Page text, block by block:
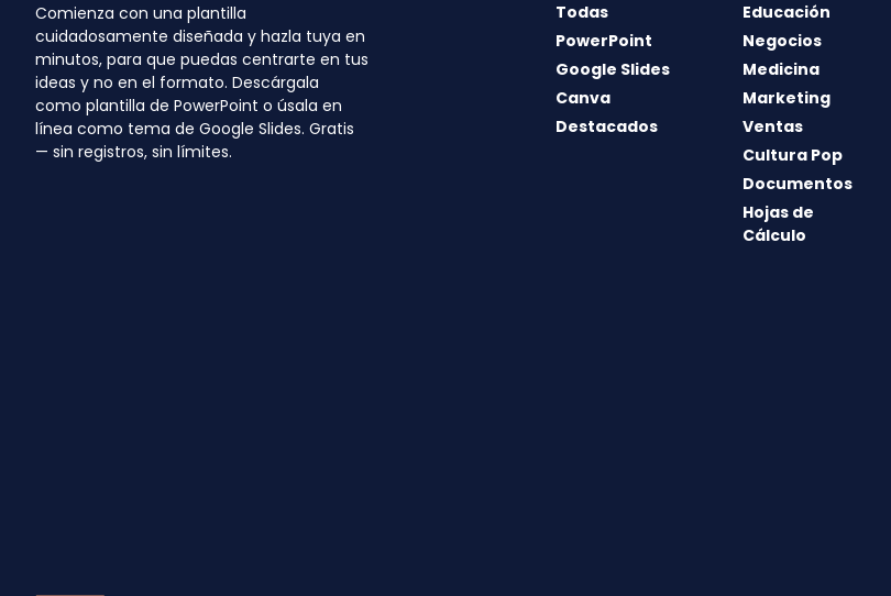
Comienza con una plantilla
cuidadosamente diseñada y hazla tuya en
minutos, para que puedas centrarte en tus
ideas y no en el formato. Descárgala
como plantilla de PowerPoint o úsala en
línea como tema de Google Slides. Gratis
— sin registros, sin límites.
Todas
PowerPoint
Google Slides
Canva
Destacados
Educación
Negocios
Medicina
Marketing
Ventas
Cultura Pop
Documentos
Hojas de
Cálculo